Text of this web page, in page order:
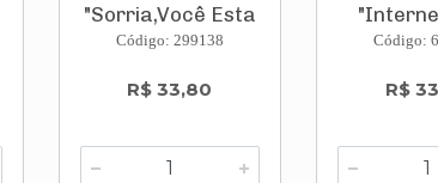
"Sorria,Você Esta
Sen...
Código: 299138
R$ 33,80
Código:
R$